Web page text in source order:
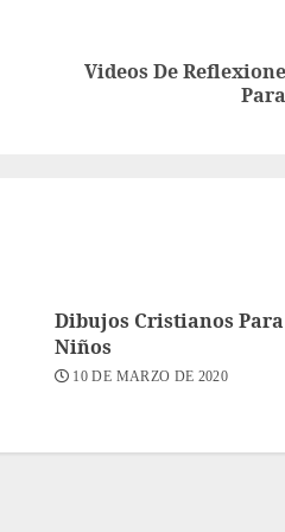
Entrada
Siguiente
Videos De
Dibujos Cristianos
Niños
10 DE MARZO DE 2020